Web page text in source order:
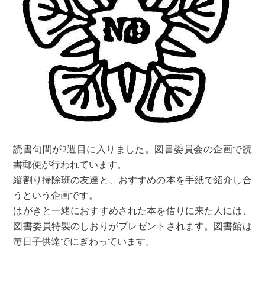
読書旬間が2週目に入りました。図書委員会の企画で読
書郵便が行われています。
縦割り掃除班の友達と、おすすめの本を手紙で紹介し合
うという企画です。
はがきと一緒におすすめされた本を借りに来た人には、
図書委員特製のしおりがプレゼントされます。図書館は
毎日子供達でにぎわっています。